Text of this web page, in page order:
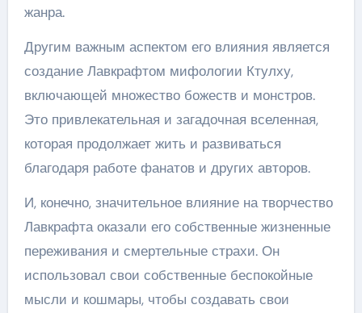
жанра.
Другим важным аспектом его влияния является
создание Лавкрафтом мифологии Ктулху,
включающей множество божеств и монстров.
Это привлекательная и загадочная вселенная,
которая продолжает жить и развиваться
благодаря работе фанатов и других авторов.
И, конечно, значительное влияние на творчество
Лавкрафта оказали его собственные жизненные
переживания и смертельные страхи. Он
использовал свои собственные беспокойные
мысли и кошмары, чтобы создавать свои